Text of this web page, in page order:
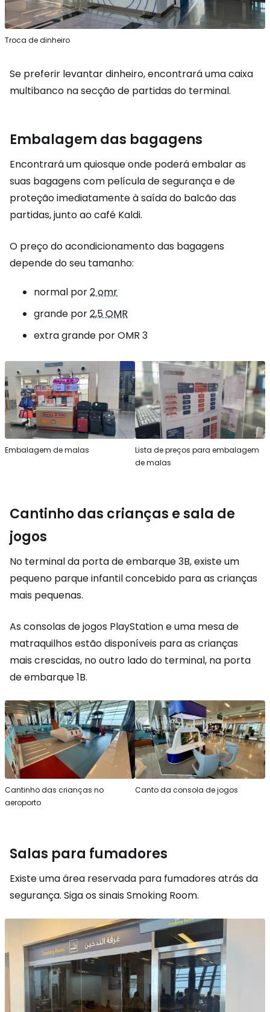
Troca de dinheiro
Se preferir levantar dinheiro, encontrará uma caixa
multibanco na secção de partidas do terminal.
Embalagem das bagagens
Encontrará um quiosque onde poderá embalar as
suas bagagens com película de segurança e de
proteção imediatamente à saída do balcão das
partidas, junto ao café Kaldi.
O preço do acondicionamento das bagagens
depende do seu tamanho:
normal por2 omr
grande por2,5 OMR
extra grande por OMR 3
Embalagem de malas
Lista de preços para embalagem
de malas
Cantinho das crianças e sala de
jogos
No terminal da porta de embarque 3B, existe um
pequeno parque infantil concebido para as crianças
mais pequenas.
As consolas de jogos PlayStation e uma mesa de
matraquilhos estão disponíveis para as crianças
mais crescidas, no outro lado do terminal, na porta
de embarque 1B.
Cantinho das crianças no
aeroporto
Canto da consola de jogos
Salas para fumadores
Existe uma área reservada para fumadores atrás da
segurança. Siga os sinaisSmoking Room.